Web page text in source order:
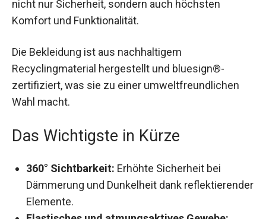
nicht nur Sicherheit, sondern auch höchsten
Komfort und Funktionalität.
Die Bekleidung ist aus nachhaltigem
Recyclingmaterial hergestellt und bluesign®-
zertifiziert, was sie zu einer umweltfreundlichen
Wahl macht.
Das Wichtigste in Kürze
360° Sichtbarkeit: Erhöhte Sicherheit bei
Dämmerung und Dunkelheit dank
reflektierender Elemente.